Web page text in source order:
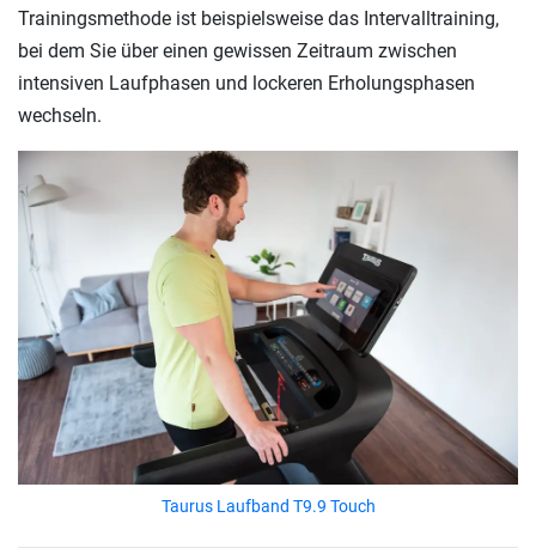
Trainingsmethode ist beispielsweise das Intervalltraining,
bei dem Sie über einen gewissen Zeitraum zwischen
intensiven Laufphasen und lockeren Erholungsphasen
wechseln.
Taurus Laufband T9.9 Touch